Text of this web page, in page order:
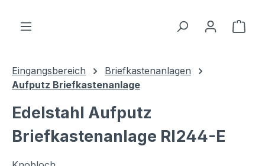
Eingangsbereich
Briefkastenanlagen
Aufputz Briefkastenanlage
Edelstahl Aufputz
Briefkastenanlage RI244-E